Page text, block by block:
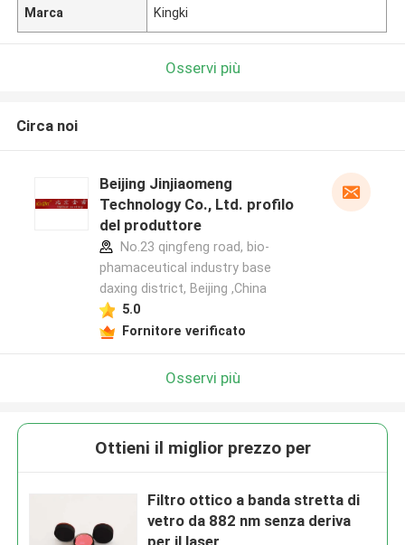
Marca Kingki
Osservi più
Circa noi
Beijing Jinjiaomeng
Technology Co., Ltd. profilo
del produttore
No.23 qingfeng road, bio-
phamaceutical industry base
daxing district, Beijing ,China
5.0
Fornitore verificato
Osservi più
Ottieni il miglior prezzo per
Filtro ottico a banda stretta di
vetro da 882 nm senza deriva